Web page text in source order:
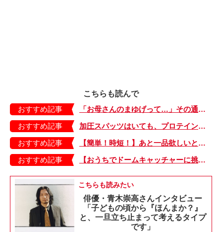
こちらも読んで
おすすめ記事
「お母さんのまゆげって…」その通りだけど、普通にショック…【もちもち！おもちBOY・13】
おすすめ記事
加圧スパッツはいても、プロテイン飲んでも痩せない理由…【ヤチダ子育て奮闘中・6】
おすすめ記事
【簡単！時短！】あと一品欲しいときにおすすめの「卵とレタスの炒めもの」のレシピ
おすすめ記事
【おうちでドームキャッチャーに挑戦だ】アンパンマン わくわくドームキャッチャー
こちらも読みたい
俳優・青木崇高さんインタビュー
「子どもの頃から『ほんまか？』
と、一旦立ち止まって考えるタイプ
です」